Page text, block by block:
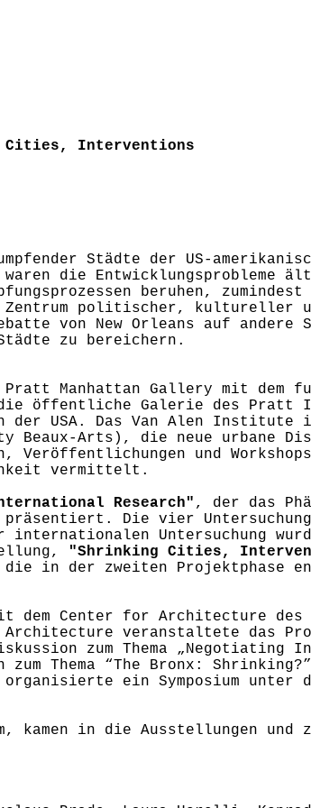
Cities, Interventions
Städte der US-
die Entwicklungsprobleme
beruhen, zumindest
Zentrum politischer, kultureller
von New Orleans auf andere
zu bereichern.
Manhattan Gallery mit dem
öffentliche Galerie des Pratt
der USA. Das Van Alen Institute
Beaux-Arts), die neue urbane
Veröffentlichungen und
vermittelt.
Research" , der das
Die vier
internationalen Untersuchung
"Shrinking Cities,
die in der zweiten Projektphase
dem Center for Architecture des
Architecture veranstaltete das
zum Thema „Negotiating
Thema “The Bronx:
ein Symposium unter
kamen in die Ausstellungen und